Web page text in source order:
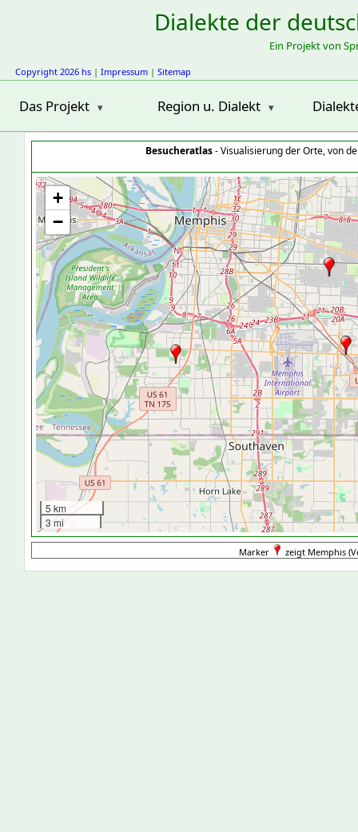
Dialekte der
Ein Projekt von
Copyright 2026 hs | Impressum | Sitemap
Das Projekt Region u. Dialekt
Besucheratlas- Visualisierung der Orte, von
+
−
5 km
3 mi
Marker zeigt Memphis